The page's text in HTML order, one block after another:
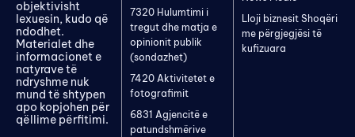
objektivisht
lexuesin, kudo që
ndodhet.
Materialet dhe
informacionet e
natyrave të
ndryshme nuk
mund të shtypen
apo kopjohen për
qëllime përfitimi.
7320 Hulumtimi i
tregut dhe matja e
opinionit publik
(sondazhet)
7420 Aktivitetet e
fotografimit
6831 Agjencitë e
patundshmërive
Lloji biznesit Shoqëri
me përgjegjësi të
kufizuara